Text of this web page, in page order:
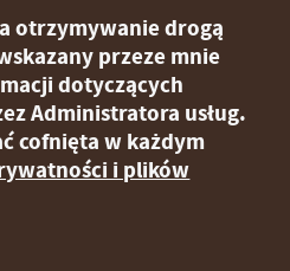
otrzymywanie drogą
przeze mnie
dotyczących
Administratora usług.
cofnięta w każdym
i plików